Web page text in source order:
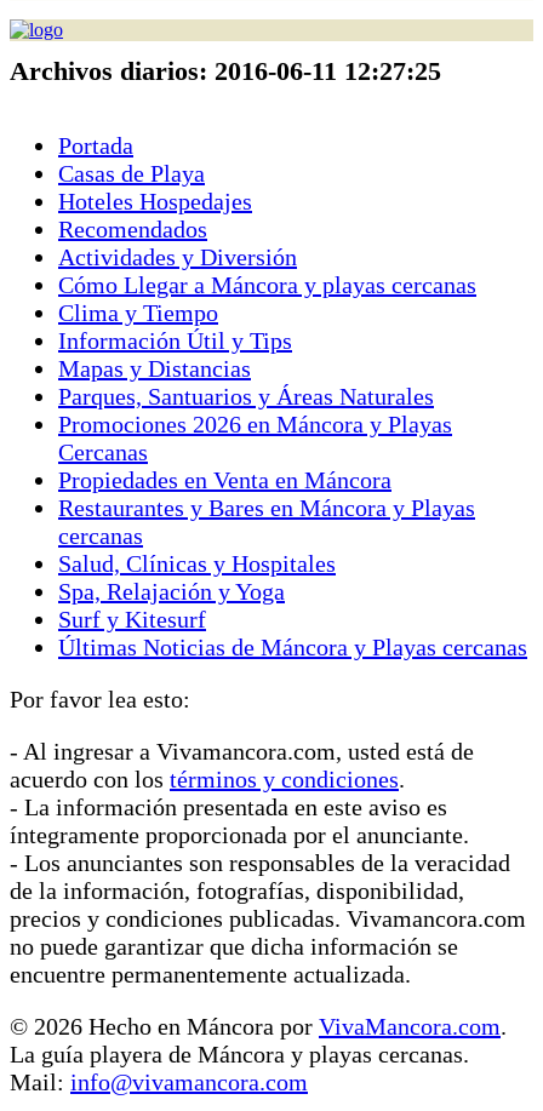
Archivos diarios: 2016-06-11 12:27:25
Portada
Casas de Playa
Hoteles Hospedajes
Recomendados
Actividades y Diversión
Cómo Llegar a Máncora y playas cercanas
Clima y Tiempo
Información Útil y Tips
Mapas y Distancias
Parques, Santuarios y Áreas Naturales
Promociones 2026 en Máncora y Playas
Cercanas
Propiedades en Venta en Máncora
Restaurantes y Bares en Máncora y Playas
cercanas
Salud, Clínicas y Hospitales
Spa, Relajación y Yoga
Surf y Kitesurf
Últimas Noticias de Máncora y Playas cercanas
Por favor lea esto:
- Al ingresar a Vivamancora.com, usted está de
acuerdo con los términos y condiciones.
- La información presentada en este aviso es
íntegramente proporcionada por el anunciante.
- Los anunciantes son responsables de la veracidad
de la información, fotografías, disponibilidad,
precios y condiciones publicadas. Vivamancora.com
no puede garantizar que dicha información se
encuentre permanentemente actualizada.
© 2026 Hecho en Máncora por VivaMancora.com.
La guía playera de Máncora y playas cercanas.
Mail: info@vivamancora.com